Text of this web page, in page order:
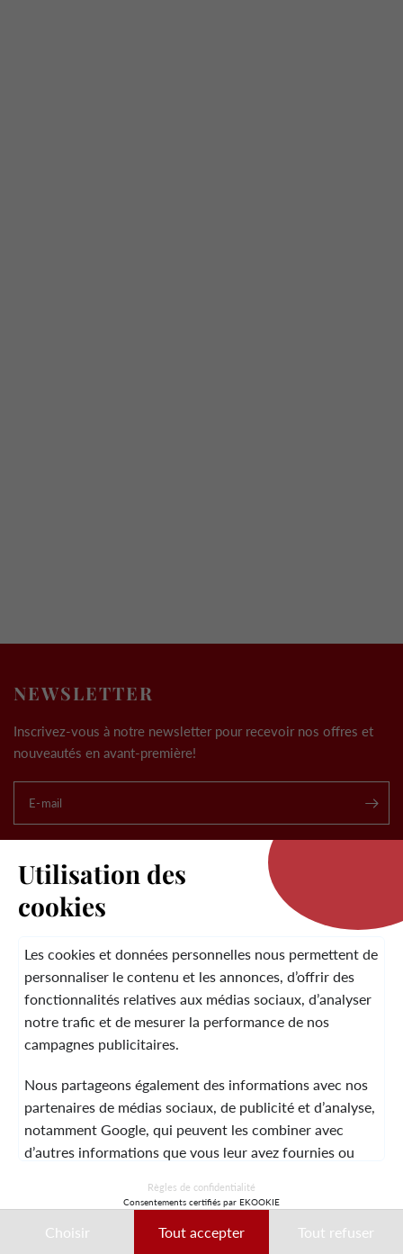
NEWSLETTER
Inscrivez-vous à notre newsletter pour recevoir nos offres et
nouveautés en avant-première!
E-mail
LA MARQUE
SERVICE CLIENT
© 2026 Laura Vita
DESIGNED BY LOBSTTER
MENTIONS LÉGALESCGVCONTACT
Utilisation des
cookies
Les cookies et données personnelles nous permettent de
personnaliser le contenu et les annonces, d’offrir des
fonctionnalités relatives aux médias sociaux, d’analyser
notre trafic et de mesurer la performance de nos
campagnes publicitaires.
Nous partageons également des informations avec nos
partenaires de médias sociaux, de publicité et d’analyse,
notamment Google, qui peuvent les combiner avec
d’autres informations que vous leur avez fournies ou
Ces données peuvent notamment être utilisées à des
Règles de confidentialité
Consentements certifiés par EKOOKIE
Choisir Tout accepter Tout refuser